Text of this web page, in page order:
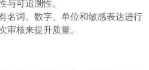
与可追溯性。
名词、数字、单位和敏感表达进行
审核来提升质量。